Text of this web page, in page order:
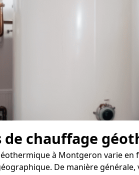
chauffage
à Montgeron varie
De manière générale,